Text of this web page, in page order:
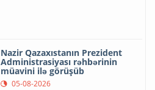
Nazir Qazaxıstanın Prezident
Administrasiyası rəhbərinin
müavini ilə görüşüb
05-08-2026